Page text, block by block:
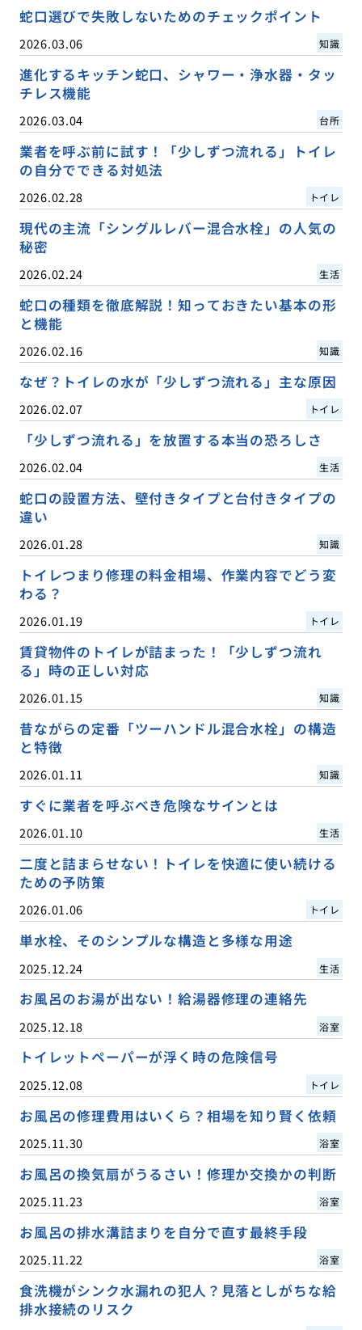
蛇口選びで失敗しないためのチェックポイント
2026.03.06 知識
進化するキッチン蛇口、シャワー・浄水器・タッ
チレス機能
2026.03.04 台所
業者を呼ぶ前に試す！「少しずつ流れる」トイレ
の自分でできる対処法
2026.02.28 トイレ
現代の主流「シングルレバー混合水栓」の人気の
秘密
2026.02.24 生活
蛇口の種類を徹底解説！知っておきたい基本の形
と機能
2026.02.16 知識
なぜ？トイレの水が「少しずつ流れる」主な原因
2026.02.07 トイレ
「少しずつ流れる」を放置する本当の恐ろしさ
2026.02.04 生活
蛇口の設置方法、壁付きタイプと台付きタイプの
違い
2026.01.28 知識
トイレつまり修理の料金相場、作業内容でどう変
わる？
2026.01.19 トイレ
賃貸物件のトイレが詰まった！「少しずつ流れ
る」時の正しい対応
2026.01.15 知識
昔ながらの定番「ツーハンドル混合水栓」の構造
と特徴
2026.01.11 知識
すぐに業者を呼ぶべき危険なサインとは
2026.01.10 生活
二度と詰まらせない！トイレを快適に使い続ける
ための予防策
2026.01.06 トイレ
単水栓、そのシンプルな構造と多様な用途
2025.12.24 生活
お風呂のお湯が出ない！給湯器修理の連絡先
2025.12.18 浴室
トイレットペーパーが浮く時の危険信号
2025.12.08 トイレ
お風呂の修理費用はいくら？相場を知り賢く依頼
2025.11.30 浴室
お風呂の換気扇がうるさい！修理か交換かの判断
2025.11.23 浴室
お風呂の排水溝詰まりを自分で直す最終手段
2025.11.22 浴室
食洗機がシンク水漏れの犯人？見落としがちな給
排水接続のリスク